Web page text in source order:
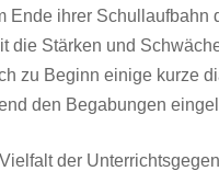
Ende ihrer Schullaufbahn
die Stärken und
zu Beginn einige kurze
den Begabungen
der